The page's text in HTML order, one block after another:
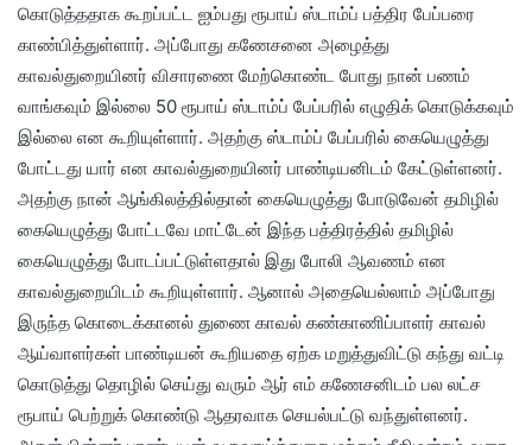
கொடுத்ததாக கூறப்பட்ட ஐம்பது ரூபாய் ஸ்டாம்ப் பத்திர பேப்பரை
காண்பித்துள்ளார். அப்போது கணேசனை அழைத்து
காவல்துறையினர் விசாரணை மேற்கொண்ட போது நான் பணம்
வாங்கவும் இல்லை 50 ரூபாய் ஸ்டாம்ப் பேப்பரில் எழுதிக் கொடுக்கவும்
இல்லை என கூறியுள்ளார். அதற்கு ஸ்டாம்ப் பேப்பரில் கையெழுத்து
போட்டது யார் என காவல்துறையினர் பாண்டியனிடம் கேட்டுள்ளனர்.
அதற்கு நான் ஆங்கிலத்தில்தான் கையெழுத்து போடுவேன் தமிழில்
கையெழுத்து போட்டவே மாட்டேன் இந்த பத்திரத்தில் தமிழில்
கையெழுத்து போடப்பட்டுள்ளதால் இது போலி ஆவணம் என
காவல்துறையிடம் கூறியுள்ளார். ஆனால் அதையெல்லாம் அப்போது
இருந்த கொடைக்கானல் துணை காவல் கண்காணிப்பாளர் காவல்
ஆய்வாளர்கள் பாண்டியன் கூறியதை ஏற்க மறுத்துவிட்டு கந்து வட்டி
கொடுத்து தொழில் செய்து வரும் ஆர் எம் கணேசனிடம் பல லட்ச
ரூபாய் பெற்றுக் கொண்டு ஆதரவாக செயல்பட்டு வந்துள்ளனர்.